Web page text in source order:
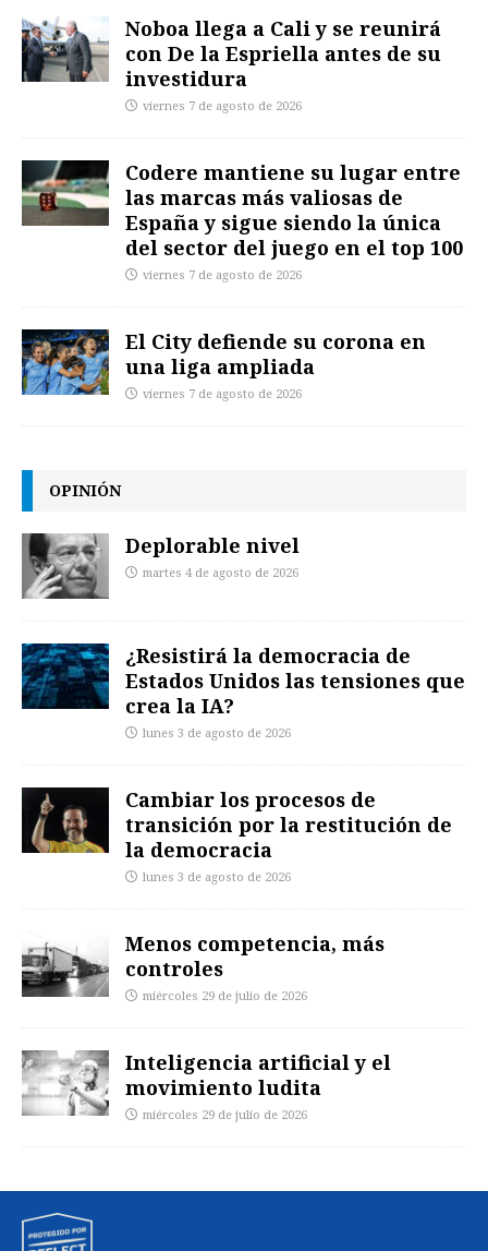
Noboa llega a Cali y se reunirá
con De la Espriella antes de su
investidura
viernes 7 de agosto de 2026
Codere mantiene su lugar entre
las marcas más valiosas de
España y sigue siendo la única
del sector del juego en el top 100
viernes 7 de agosto de 2026
El City defiende su corona en
una liga ampliada
viernes 7 de agosto de 2026
OPINIÓN
Deplorable nivel
martes 4 de agosto de 2026
¿Resistirá la democracia de
Estados Unidos las tensiones que
crea la IA?
lunes 3 de agosto de 2026
Cambiar los procesos de
transición por la restitución de
la democracia
lunes 3 de agosto de 2026
Menos competencia, más
controles
miércoles 29 de julio de 2026
Inteligencia artificial y el
movimiento ludita
miércoles 29 de julio de 2026